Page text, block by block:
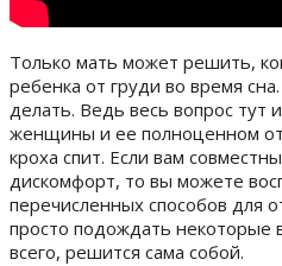
Только мать может решить,
ребенка от груди во время
делать. Ведь весь вопрос тут
женщины и ее полноценном
кроха спит. Если вам
дискомфорт, то вы можете
перечисленных способов для
просто подождать некоторые
всего, решится сама собой.